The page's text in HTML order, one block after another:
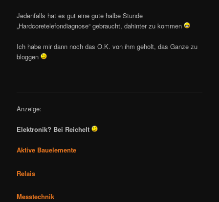
Jedenfalls hat es gut eine gute halbe Stunde
„Hardcoretelefondiagnose“ gebraucht, dahinter zu kommen
Ich habe mir dann noch das O.K. von ihm geholt, das Ganze zu
bloggen
Anzeige:
Elektronik? Bei Reichelt
Aktive Bauelemente
Relais
Messtechnik